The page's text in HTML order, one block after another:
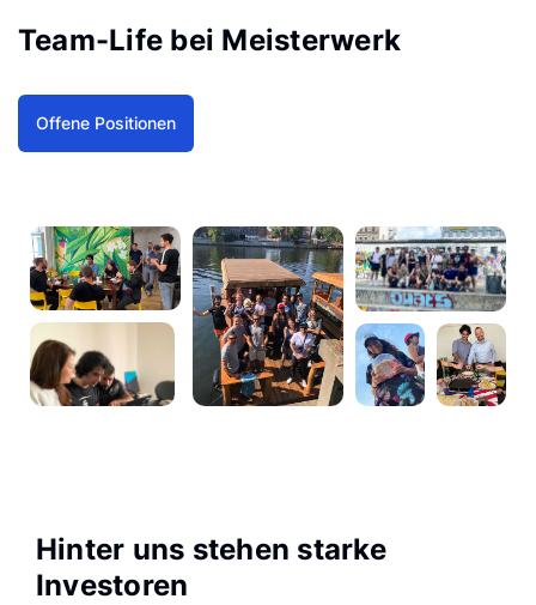
Team-Life bei Meisterwerk
Offene Positionen
Hinter uns stehen starke
Investoren